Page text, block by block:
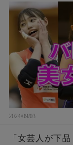
2024/09/03
「女芸人が下